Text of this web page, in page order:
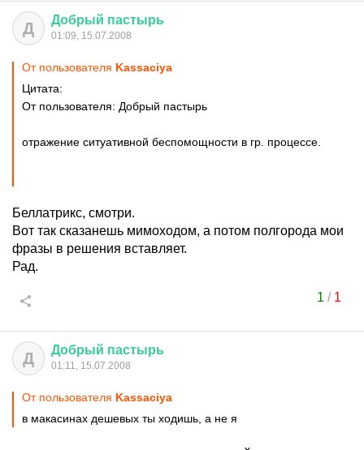
Д Добрый пастырь
01:09, 15.07.2008
От пользователя Kassaciya
Цитата:
От пользователя: Добрый пастырь
отражение ситуативной беспомощности в гр. процессе.
Беллатрикс, смотри.
Вот так сказанешь мимоходом, а потом полгорода мои
фразы в решения вставляет.
Рад.
1 / 1
Д Добрый пастырь
01:11, 15.07.2008
От пользователя Kassaciya
в макасинах дешевых ты ходишь, а не я